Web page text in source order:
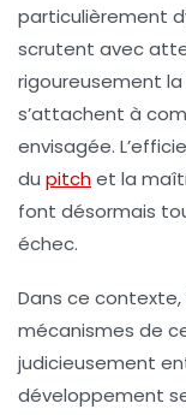
particulièrement
scrutent avec
rigoureusement
s’attachent à
envisagée.
du pitchet la
font désormais
échec.
Dans ce contexte,
mécanismes de
judicieusement
développement